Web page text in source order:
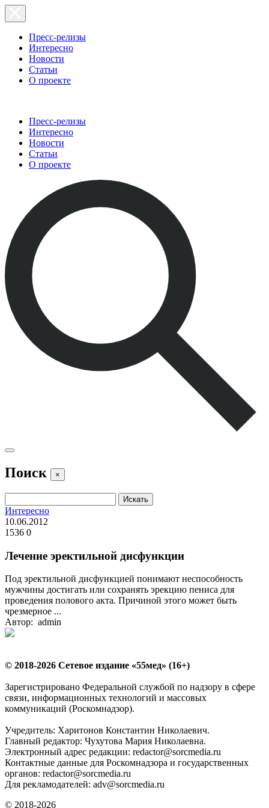
Пресс-релизы
Интересно
Новости
Статьи
О проекте
Пресс-релизы
Интересно
Новости
Статьи
О проекте
Поиск ×
Интересно
10.06.2012
1536 0
Лечение эректильной дисфункции
Под эректильной дисфункцией понимают неспособность
мужчины достигать или сохранять эрекцию пениса для
проведения полового акта. Причиной этого может быть
чрезмерное ...
Автор: admin
© 2018-2026 Сетевое издание «55мед» (16+)
Зарегистрировано Федеральной службой по надзору в сфере
связи, информационных технологий и массовых
коммуникаций (Роскомнадзор).
Учредитель: Харитонов Константин Николаевич.
Главный редактор: Чухутова Мария Николаевна.
Электронный адрес редакции: redactor@sorcmedia.ru
Контактные данные для Роскомнадзора и государственных
органов: redactor@sorcmedia.ru
Для рекламодателей: adv@sorcmedia.ru
© 2018-2026